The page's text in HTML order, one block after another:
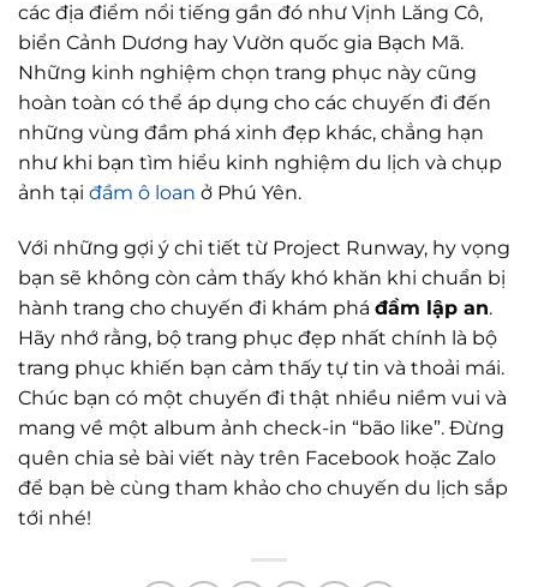
các địa điểm nổi tiếng gần đó như Vịnh Lăng Cô,
biển Cảnh Dương hay Vườn quốc gia Bạch Mã.
Những kinh nghiệm chọn trang phục này cũng
hoàn toàn có thể áp dụng cho các chuyến đi đến
những vùng đầm phá xinh đẹp khác, chẳng hạn
như khi bạn tìm hiểu kinh nghiệm du lịch và chụp
ảnh tại đầm ô loan ở Phú Yên.
Với những gợi ý chi tiết từ Project Runway, hy vọng
bạn sẽ không còn cảm thấy khó khăn khi chuẩn bị
hành trang cho chuyến đi khám phá đầm lập an.
Hãy nhớ rằng, bộ trang phục đẹp nhất chính là bộ
trang phục khiến bạn cảm thấy tự tin và thoải mái.
Chúc bạn có một chuyến đi thật nhiều niềm vui và
mang về một album ảnh check-in “bão like”. Đừng
quên chia sẻ bài viết này trên Facebook hoặc Zalo
để bạn bè cùng tham khảo cho chuyến du lịch sắp
tới nhé!